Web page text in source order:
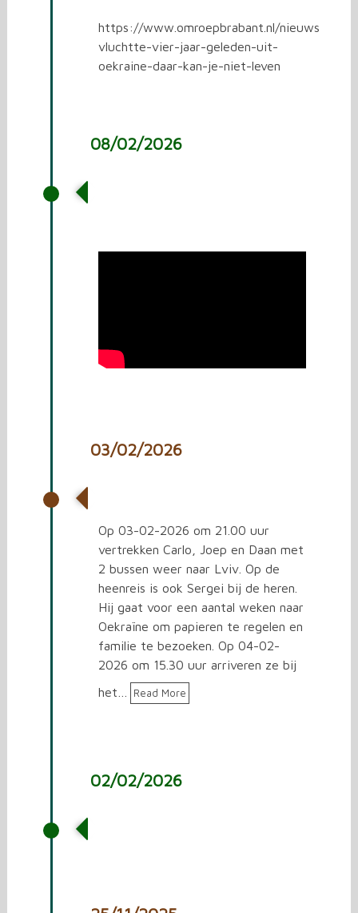
https://www.omroepbrabant.nl/nieuws/
vluchtte-vier-jaar-geleden-uit-
oekraine-daar-kan-je-niet-leven
08/02/2026
03/02/2026
Op 03-02-2026 om 21.00 uur
vertrekken Carlo, Joep en Daan met
2 bussen weer naar Lviv. Op de
heenreis is ook Sergei bij de heren.
Hij gaat voor een aantal weken naar
Oekraïne om papieren te regelen en
familie te bezoeken. Op 04-02-
2026 om 15.30 uur arriveren ze bij
het…
Read More
02/02/2026